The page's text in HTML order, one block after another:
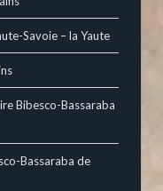
Savoie – la Yaute
Bibesco-Bassaraba
Bassaraba de